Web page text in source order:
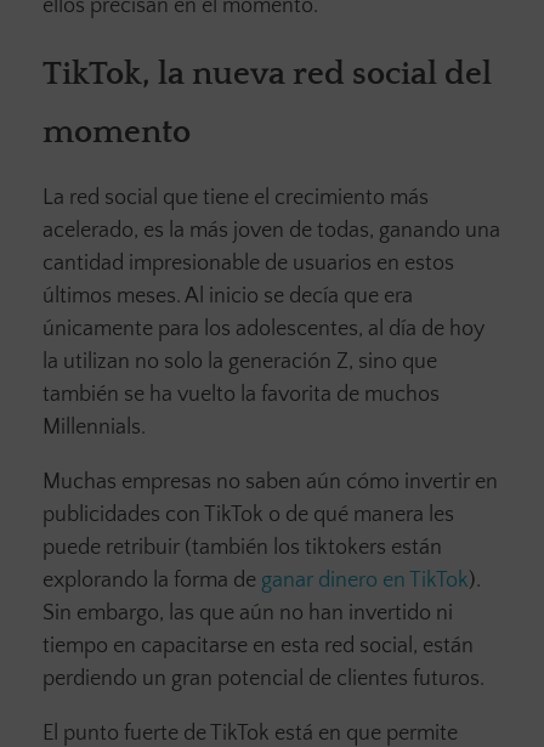
ellos precisan en el momento.
TikTok, la nueva red social del
momento
La red social que tiene el crecimiento más
acelerado, es la más joven de todas, ganando una
cantidad impresionable de usuarios en estos
últimos meses. Al inicio se decía que era
únicamente para los adolescentes, al día de hoy
la utilizan no solo la generación Z, sino que
también se ha vuelto la favorita de muchos
Millennials.
Muchas empresas no saben aún cómo invertir en
publicidades con TikTok o de qué manera les
puede retribuir (también los tiktokers están
explorando la forma de ganar dinero en TikTok).
Sin embargo, las que aún no han invertido ni
tiempo en capacitarse en esta red social, están
perdiendo un gran potencial de clientes futuros.
El punto fuerte de TikTok está en que permite